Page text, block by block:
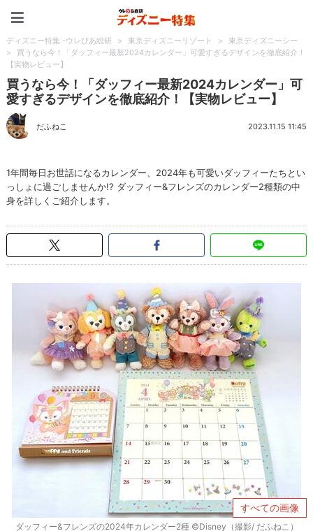
ディズニー特集 -ウレぴあ総研 > 東京ディズニーリゾート >
東京ディズニーシー
>
買うなら今！「ダッフィー最新2024カレンダー」可愛すぎるデザインを徹底紹介！
【実物レビュー】
買うなら今！「ダッフィー最新2024カレンダー」可
愛すぎるデザインを徹底紹介！【実物レビュー】
だふねこ 2023.11.15 11:45
1年間毎日お世話になるカレンダー、2024年も可愛いダッフィーたちとい
っしょに過ごしませんか!? ダッフィー&フレンズのカレンダー2種類の中
身を詳しくご紹介します。
すべての画像
ダッフィー&フレンズの2024年カレンダー2種 ©Disney（撮影/ だふねこ）